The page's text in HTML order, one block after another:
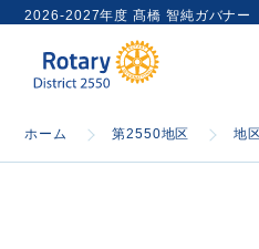
2026-2027年度 髙橋 智純ガバナー
内
ホーム 第2550地区 地